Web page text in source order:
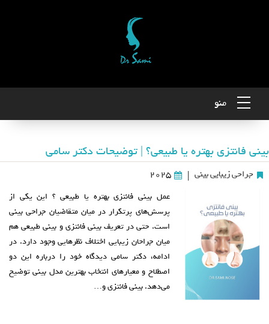
منو
بینی فانتزی بهتره یا طبیعی؟ | توضیحات دکتر سامی
جراحی زیبایی بینی |
2025
عمل بینی فانتزی بهتره یا طبیعی ؟ این یکی از
پرسش‌های پرتکرار در میان متقاضیان جراحی بینی
است. حتی در تعریف بینی فانتزی و بینی طبیعی هم
میان جراحان زیبایی اختلاف‌ نظرهایی وجود دارد. در
ادامه، دکتر سامی دیدگاه خود را درباره این دو
اصطلاح و معیارهای انتخاب بهترین مدل بینی توضیح
می‌دهد. بینی فانتزی و…